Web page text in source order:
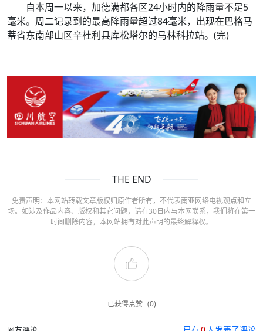
自本周一以来，加德满都各区24小时内的降雨量不足5
毫米。周二记录到的最高降雨量超过84毫米，出现在巴格马
蒂省东南部山区辛杜利县库松塔尔的马林科拉站。(完)
THE END
免责声明：本网站转载文章版权归原作者所有，不代表南亚网络电视观点和立
场。如涉及作品内容、版权和其它问题，请在30日内与本网联系，我们将在第一
时间删除内容，本网站拥有对此声明的最终解释权。
已获得点赞 (0)